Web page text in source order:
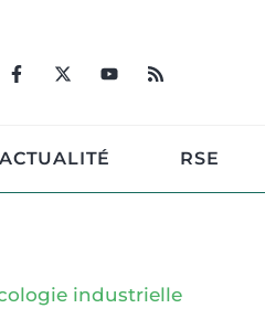
ACTUALITÉ RSE
industrielle